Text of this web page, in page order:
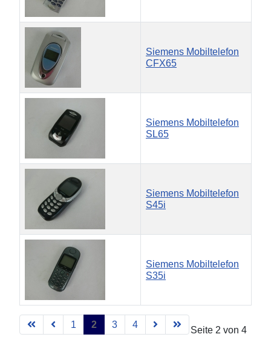
Siemens Mobiltelefon
CFX65
Siemens Mobiltelefon
SL65
Siemens Mobiltelefon
S45i
Siemens Mobiltelefon
S35i
Seite 2 von 4
1 2 3 4